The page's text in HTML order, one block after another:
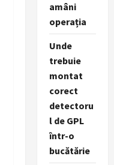
amâni
operația
Unde
trebuie
montat
corect
detectoru
l de GPL
într-o
bucătărie